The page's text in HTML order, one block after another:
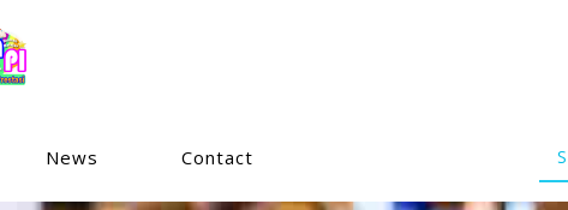
News Contact